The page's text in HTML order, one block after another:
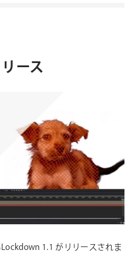
ース
1.1 がリリースされま